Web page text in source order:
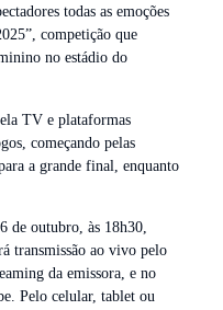
todas as emoções
competição que
no estádio do
TV e plataformas
começando pelas
a grande final, enquanto
de outubro, às 18h30,
transmissão ao vivo pelo
da emissora, e no
Pelo celular, tablet ou